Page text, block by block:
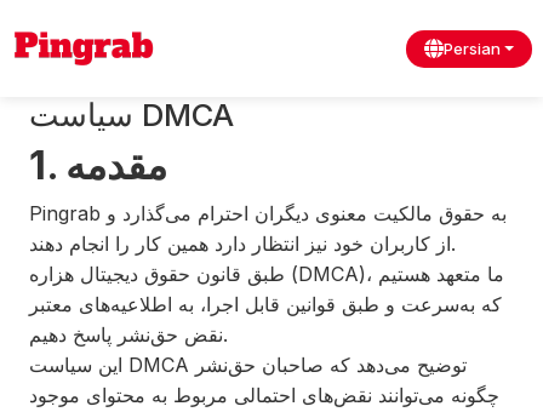
Persian
سیاست DMCA
1. مقدمه
Pingrab به حقوق مالکیت معنوی دیگران احترام می‌گذارد و
از کاربران خود نیز انتظار دارد همین کار را انجام دهند.
طبق قانون حقوق دیجیتال هزاره (DMCA)، ما متعهد هستیم
که به‌سرعت و طبق قوانین قابل اجرا، به اطلاعیه‌های معتبر
نقض حق‌نشر پاسخ دهیم.
این سیاست DMCA توضیح می‌دهد که صاحبان حق‌نشر
چگونه می‌توانند نقض‌های احتمالی مربوط به محتوای موجود